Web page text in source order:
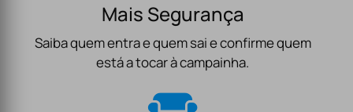
Mais Segurança
Saiba quem entra e quem sai e confirme quem
está a tocar à campainha.